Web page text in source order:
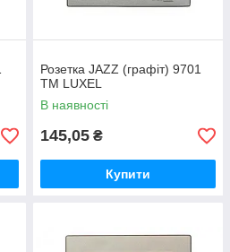
Розетка JAZZ (графiт) 9701
ТМ LUXEL
В наявності
145,05 ₴
Купити